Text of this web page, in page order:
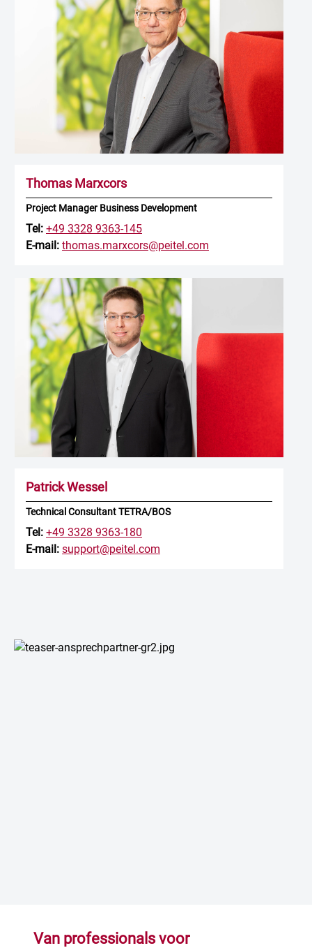
Thomas Marxcors
Project Manager Business Development
Tel: +49 3328 9363-145
E-mail: thomas.marxcors@peitel.com
Patrick Wessel
Technical Consultant TETRA/BOS
Tel: +49 3328 9363-180
E-mail: support@peitel.com
Van professionals voor